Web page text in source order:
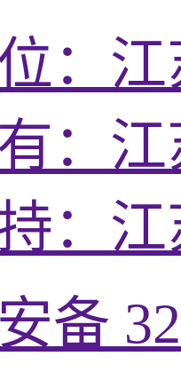
：
：
：
备